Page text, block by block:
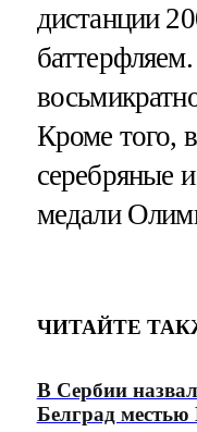
дистанции
Кроме того,
серебряные
медали
ЧИТАЙТЕ
В Сербии
Белград